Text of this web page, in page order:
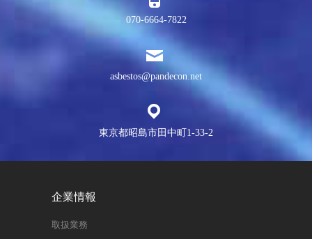
070-6664-7822
asbestos@pandecon.net
東京都昭島市田中町1-33-2
企業情報
取扱業務